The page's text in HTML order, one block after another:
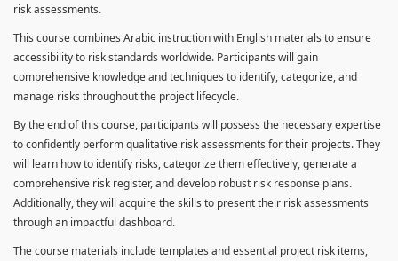
risk assessments.
This course combines Arabic instruction with English materials to ensure
accessibility to risk standards worldwide. Participants will gain
comprehensive knowledge and techniques to identify, categorize, and
manage risks throughout the project lifecycle.
By the end of this course, participants will possess the necessary expertise
to confidently perform qualitative risk assessments for their projects. They
will learn how to identify risks, categorize them effectively, generate a
comprehensive risk register, and develop robust risk response plans.
Additionally, they will acquire the skills to present their risk assessments
through an impactful dashboard.
The course materials include templates and essential project risk items,